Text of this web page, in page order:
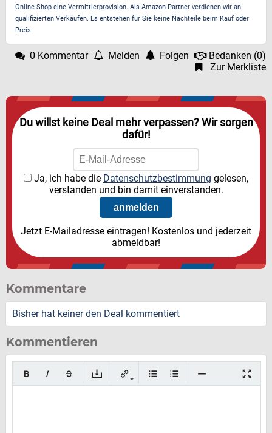
Online-Shop eine Vermittlerprovision. Als Amazon-Partner verdienen wir an
qualifizierten Verkäufen. Es entstehen für Sie keine Nachteile beim Kauf oder
Preis.
0 Kommentar Melden Folgen Bedanken (0)
Zur Merkliste
Du willst keine Deal mehr verpassen? Wir sorgen
dafür!
Ja, ich habe die Datenschutzbestimmung gelesen,
verstanden und bin damit einverstanden.
Jetzt E-Mailadresse eintragen! Kostenlos und jederzeit
abmeldbar!
Kommentare
Bisher hat keiner den Deal kommentiert
Kommentieren